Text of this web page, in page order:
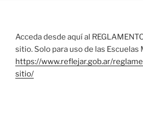
Acceda desde aquí al
sitio. Solo para uso de las Escuelas
https://www.reflejar.gob.ar/
sitio/